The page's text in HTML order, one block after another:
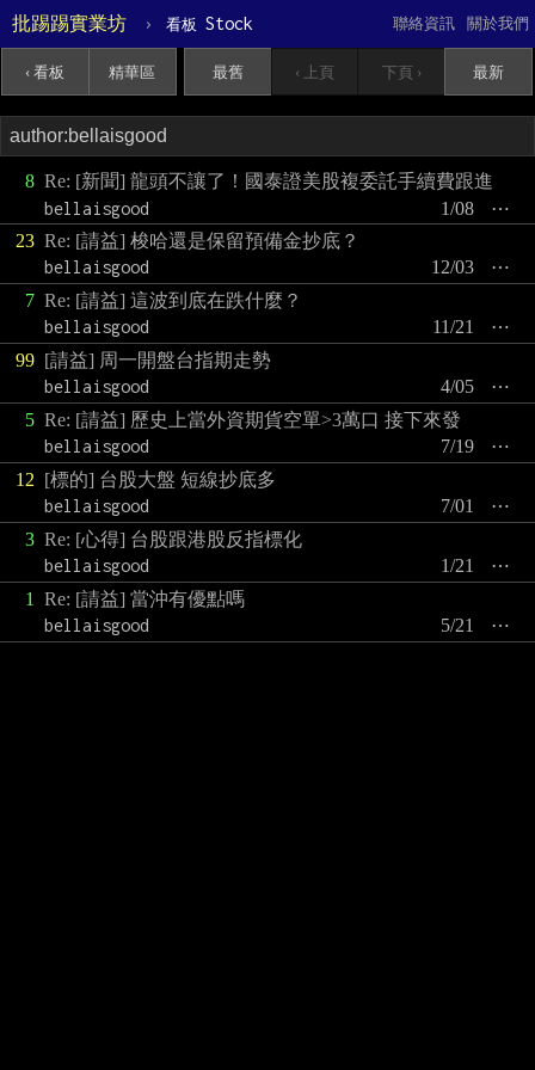
批踢踢實業坊 › 看板 Stock 關於我們
聯絡資訊
‹ 看板 精華區 最舊 ‹ 上頁 下頁 › 最新
8 Re: [新聞] 龍頭不讓了！國泰證美股複委託手續費跟進
bellaisgood
⋯
1/08
23 Re: [請益] 梭哈還是保留預備金抄底？
bellaisgood
⋯
12/03
7 Re: [請益] 這波到底在跌什麼？
bellaisgood
⋯
11/21
99 [請益] 周一開盤台指期走勢
bellaisgood
⋯
4/05
5 Re: [請益] 歷史上當外資期貨空單>3萬口 接下來發
bellaisgood
⋯
7/19
12 [標的] 台股大盤 短線抄底多
bellaisgood
⋯
7/01
3 Re: [心得] 台股跟港股反指標化
bellaisgood
⋯
1/21
1
Re: [請益] 當沖有優點嗎
bellaisgood
⋯
5/21